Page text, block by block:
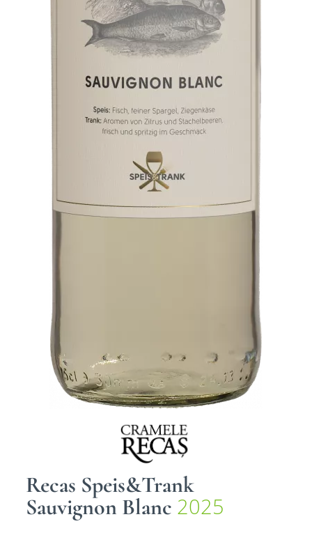
Recas Speis&Trank
Sauvignon Blanc 2025